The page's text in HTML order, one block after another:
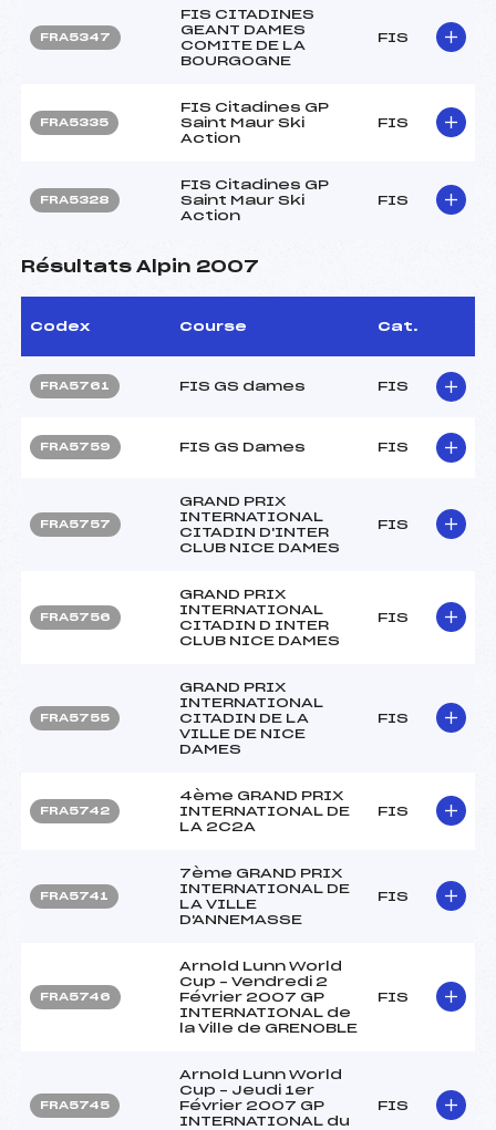
FRA5347
FIS CITADINES
GEANT DAMES
COMITE DE LA
BOURGOGNE
FIS
FRA5335
FIS Citadines GP
Saint Maur Ski
Action
FIS
FRA5328
FIS Citadines GP
Saint Maur Ski
Action
FIS
Résultats Alpin 2007
Codex Course Cat.
FRA5761 FIS GS dames FIS
FRA5759 FIS GS Dames FIS
FRA5757
GRAND PRIX
INTERNATIONAL
CITADIN D'INTER
CLUB NICE DAMES
FIS
FRA5756
GRAND PRIX
INTERNATIONAL
CITADIN D INTER
CLUB NICE DAMES
FIS
FRA5755
GRAND PRIX
INTERNATIONAL
CITADIN DE LA
VILLE DE NICE
DAMES
FIS
FRA5742
4ème GRAND PRIX
INTERNATIONAL DE
LA 2C2A
FIS
FRA5741
7ème GRAND PRIX
INTERNATIONAL DE
LA VILLE
D'ANNEMASSE
FIS
FRA5746
Arnold Lunn World
Cup – Vendredi 2
Février 2007 GP
INTERNATIONAL de
la Ville de GRENOBLE
FIS
FRA5745
Arnold Lunn World
Cup – Jeudi 1er
Février 2007 GP
INTERNATIONAL du
FIS